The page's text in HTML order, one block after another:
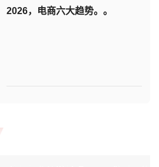
2026，电商六大趋势。。